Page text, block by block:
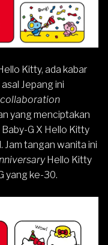
Kitty, ada kabar
asal Jepang ini
yang menciptakan
G X Hello Kitty
tangan wanita ini
Hello Kitty
yang ke-30.